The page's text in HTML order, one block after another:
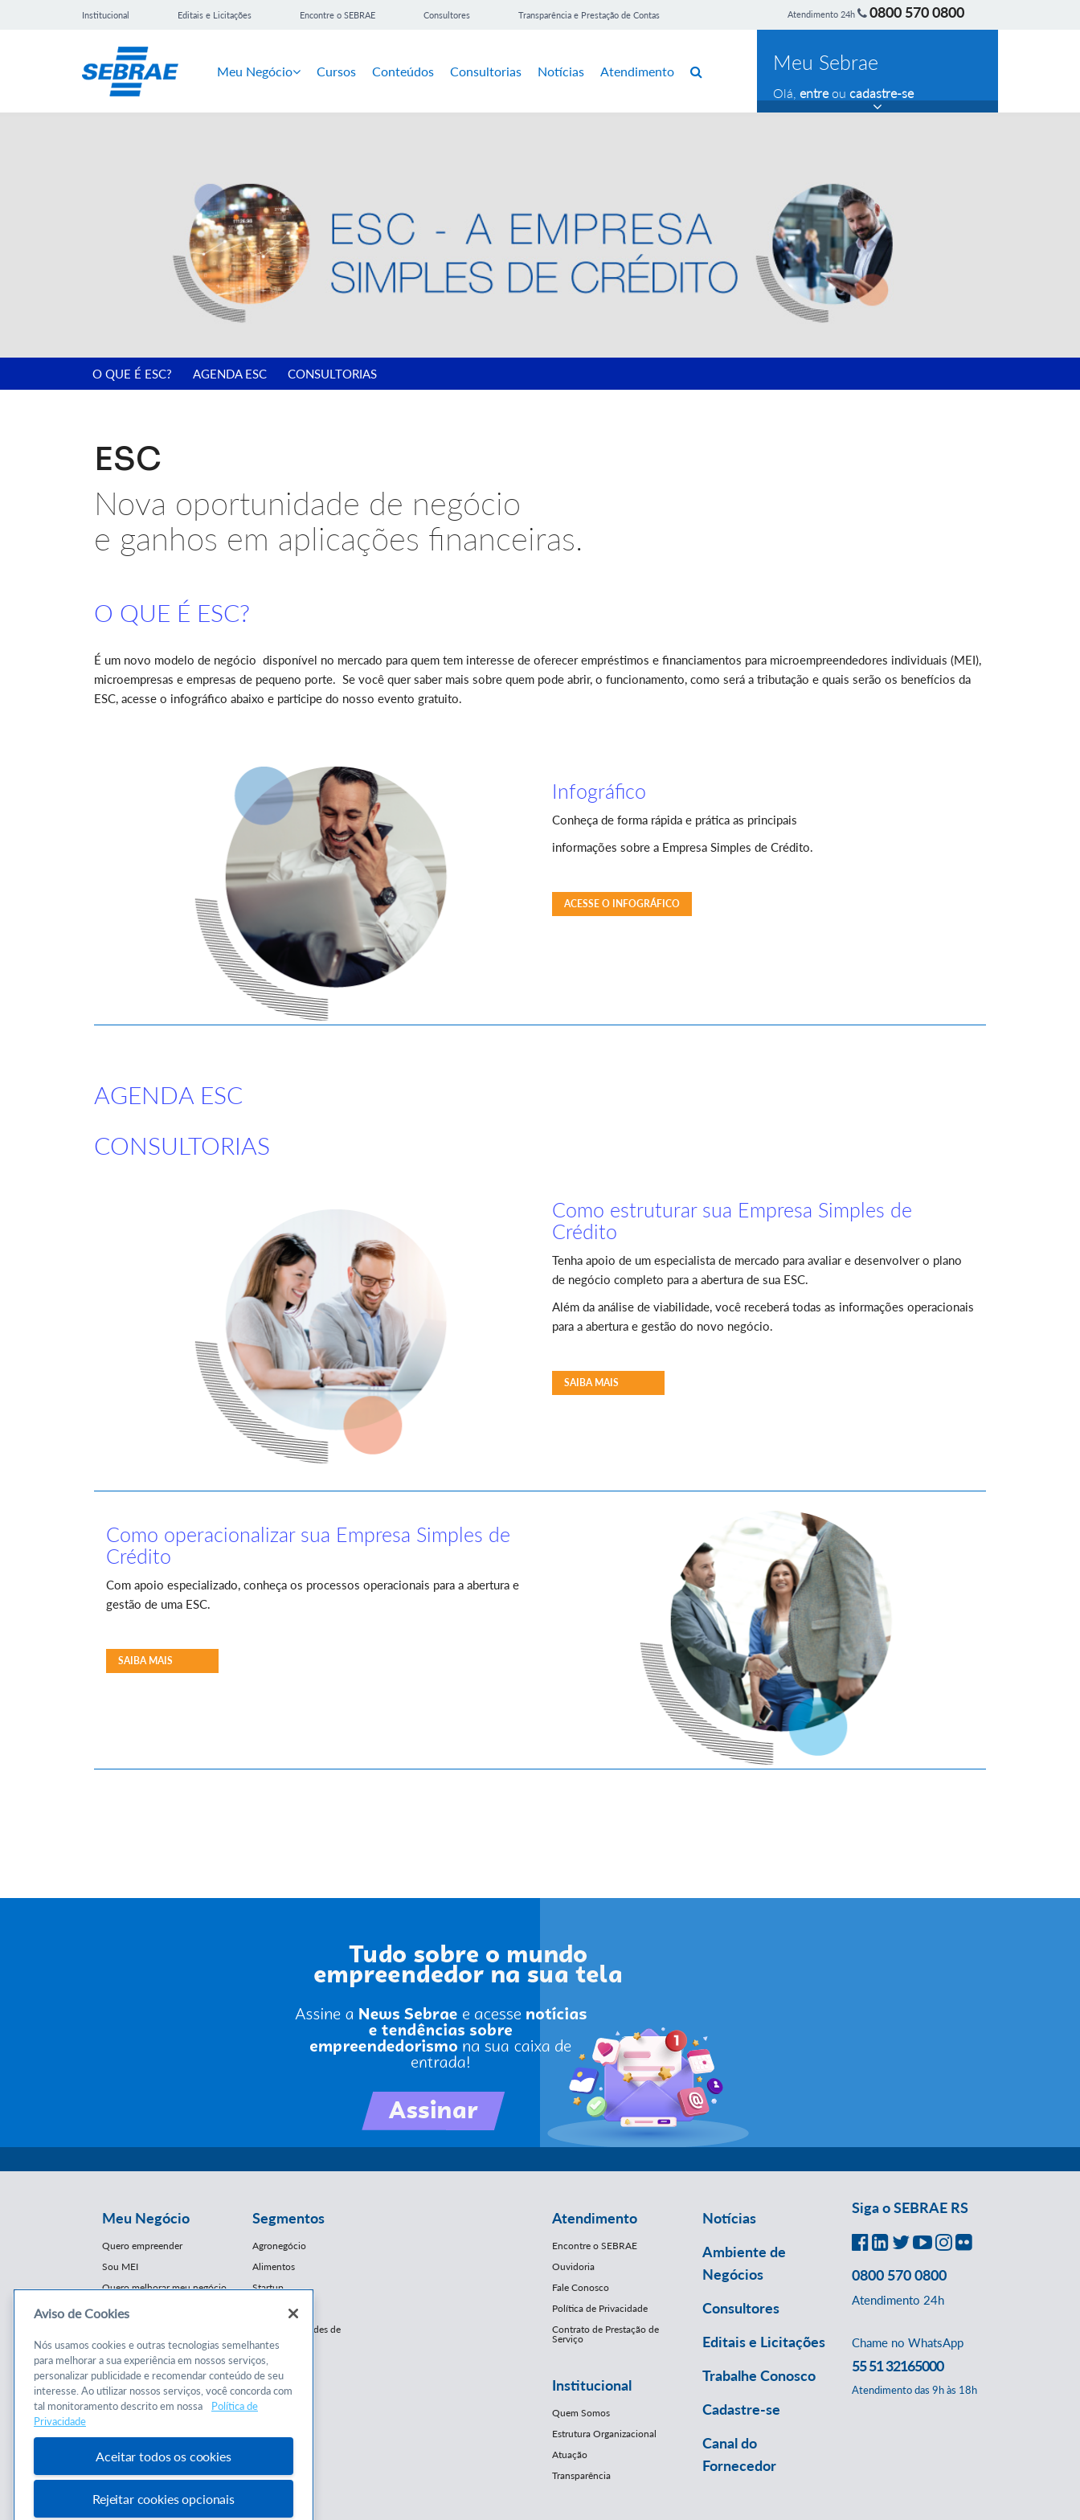
Institucional Editais e Licitações Encontre o SEBRAE Consultores Transparência e Prestação de Contas Atendimento 24h 0800 570 0800
Meu Negócio Cursos Conteúdos Consultorias Notícias Atendimento Meu Sebrae
Olá, entreou cadastre-se
O QUE É ESC? AGENDA ESC CONSULTORIAS
ESC
Nova oportunidade de negócio
e ganhos em aplicações financeiras.
O QUE É ESC?
É um novo modelo de negócio disponível no mercado para quem tem interesse de oferecer empréstimos e financiamentos para microempreendedores individuais (MEI),
microempresas e empresas de pequeno porte. Se você quer saber mais sobre quem pode abrir, o funcionamento, como será a tributação e quais serão os benefícios da
ESC, acesse o infográfico abaixo e participe do nosso evento gratuito.
Infográfico
Conheça de forma rápida e prática as principais
informações sobre a Empresa Simples de Crédito.
ACESSE O INFOGRÁFICO
AGENDA ESC
CONSULTORIAS
Como estruturar sua Empresa Simples de
Crédito
Tenha apoio de um especialista de mercado para avaliar e desenvolver o plano
de negócio completo para a abertura de sua ESC.
Além da análise de viabilidade, você receberá todas as informações operacionais
para a abertura e gestão do novo negócio.
SAIBA MAIS
Como operacionalizar sua Empresa Simples de
Crédito
Com apoio especializado, conheça os processos operacionais para a abertura e
gestão de uma ESC.
SAIBA MAIS
Meu Negócio
Quero empreender
Sou MEI
Quero melhorar meu negócio
Conteúdos
Cursos
Consultorias
Segmentos
Agronegócio
Alimentos
Startup
E-Commerce
Franquias / Redes de
Cooperação
Moda
Moveleiro
Saúde
Mercopar
Atendimento
Encontre o SEBRAE
Ouvidoria
Fale Conosco
Política de Privacidade
Contrato de Prestação de
Serviço
Institucional
Quem Somos
Estrutura Organizacional
Atuação
Transparência
Notícias
Ambiente de
Negócios
Consultores
Editais e Licitações
Trabalhe Conosco
Cadastre-se
Canal do
Fornecedor
Siga o SEBRAE RS
0800 570 0800
Atendimento 24h
Chame no WhatsApp
55 51 32165000
Atendimento das 9h às 18h
Aviso de Cookies
Nós usamos cookies e outras tecnologias semelhantes
para melhorar a sua experiência em nossos serviços,
personalizar publicidade e recomendar conteúdo de seu
interesse. Ao utilizar nossos serviços, você concorda com
tal monitoramento descrito em nossa
Política de
Privacidade
Aceitar todos os cookies
Rejeitar cookies opcionais